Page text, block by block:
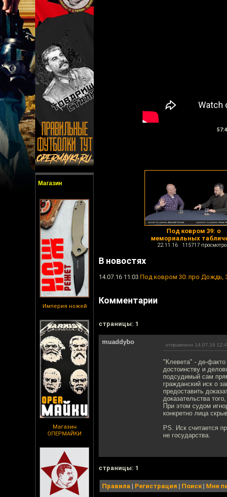
Магазин
Империя ножей
Магазин
ОПЕРМАЙКИ
Под ковром 39: о
мемориальных
22.11.16 115717
В новостях
14.07.16 11:03 Под ковром 30: про Дождь,
Комментарии
cтраницы: 1
muaddybo отправлено 14.07.16
"Клевета" - де-факто
достоинству и
подсудимый сам
гражданский иск о
предоставить
доказательства
При этом судом
конкретно лица
PS. Иск считается
не государства.
cтраницы: 1
Правила | Регистрация | Поиск| Мне